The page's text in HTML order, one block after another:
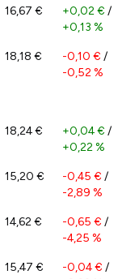
16,67 € +0,02 € /
+0,13 %
18,18 € -0,10 € /
-0,52 %
18,24 € +0,04 € /
+0,22 %
15,20 € -0,45 € /
-2,89 %
14,62 € -0,65 € /
-4,25 %
15,47 € -0,04 € /